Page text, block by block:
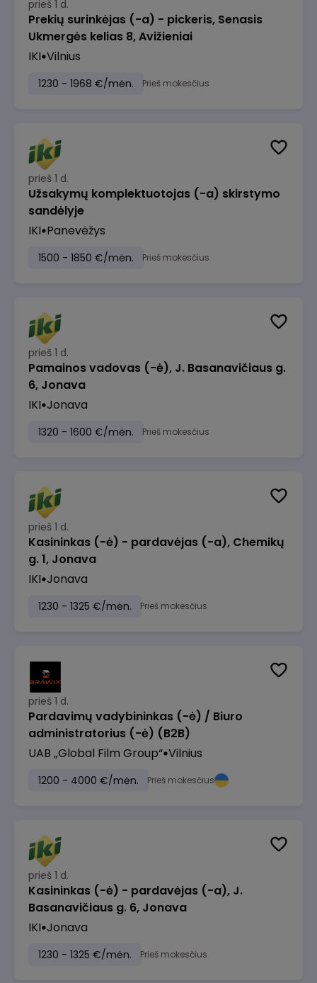
prieš 1 d.
Prekių surinkėjas (-a) - pickeris, Senasis
Ukmergės kelias 8, Avižieniai
IKI Vilnius
1230 - 1968 €/mėn. Prieš mokesčius
prieš 1 d.
Užsakymų komplektuotojas (-a) skirstymo
sandėlyje
IKI Panevėžys
1500 - 1850 €/mėn. Prieš mokesčius
prieš 1 d.
Pamainos vadovas (-ė), J. Basanavičiaus g.
6, Jonava
IKI Jonava
1320 - 1600 €/mėn. Prieš mokesčius
prieš 1 d.
Kasininkas (-ė) - pardavėjas (-a), Chemikų
g. 1, Jonava
IKI Jonava
1230 - 1325 €/mėn. Prieš mokesčius
prieš 1 d.
Pardavimų vadybininkas (-ė) / Biuro
administratorius (-ė) (B2B)
UAB „Global Film Group“ Vilnius
1200 - 4000 €/mėn. Prieš mokesčius
prieš 1 d.
Kasininkas (-ė) - pardavėjas (-a), J.
Basanavičiaus g. 6, Jonava
IKI Jonava
1230 - 1325 €/mėn. Prieš mokesčius